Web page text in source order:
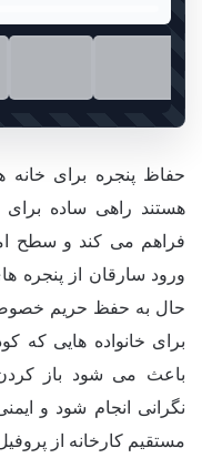
حفاظ پنجره برای
هستند راهی ساده
فراهم می کند و سطح
ورود سارقان از پنجره
حال به حفظ حریم
برای خانواده هایی که
باعث می شود باز کردن
نگرانی انجام شود و